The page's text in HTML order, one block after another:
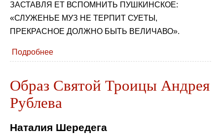
ЗАСТАВЛЯ ЕТ ВСПОМНИТЬ ПУШКИНСКОЕ:
«СЛУЖЕНЬЕ МУЗ НЕ ТЕРПИТ СУЕТЫ,
ПРЕКРАСНОЕ ДОЛЖНО БЫТЬ ВЕЛИЧАВО».
Подробнее
Образ Святой Троицы Андрея
Рублева
Наталия Шередега